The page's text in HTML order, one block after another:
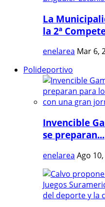
La
la 2ª
enelarea Mar 6,
Polideportivo
Invencible
se preparan...
enelarea Ago